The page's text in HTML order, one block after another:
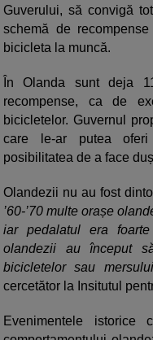
Guverului, să convigă
schemă de
bicicleta la muncă.
În Olanda sunt deja
recompense, ca de
bicicletelor. Guvernul
care le-ar putea
posibilitatea de a face
Olandezii nu au fost
’60-’70 multe orașe
iar pedalatul era
olandezii au început
bicicletelor sau
cercetător la Insitutul
Evenimentele istorice